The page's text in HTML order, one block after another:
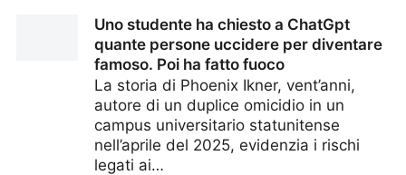
disinformazione russa in Francia
Uno studente ha chiesto a ChatGpt
quante persone uccidere per diventare
famoso. Poi ha fatto fuoco
La storia di Phoenix Ikner, vent’anni,
autore di un duplice omicidio in un
campus universitario statunitense
nell’aprile del 2025, evidenzia i rischi
legati ai…